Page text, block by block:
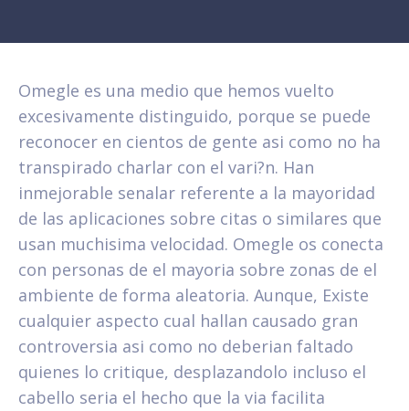
Omegle es una medio que hemos vuelto
excesivamente distinguido, porque se puede
reconocer en cientos de gente asi­ como no ha
transpirado charlar con el vari?n. Han
inmejorable senalar referente a la mayoridad
de las aplicaciones sobre citas o similares que
usan muchisima velocidad. Omegle os conecta
con personas de el mayoria sobre zonas de el
ambiente de forma aleatoria. Aunque, Existe
cualquier aspecto cual hallan causado gran
controversia asi­ como no deberian faltado
quienes lo critique, desplazandolo incluso el
cabello seri­a el hecho que la vi­a facilita